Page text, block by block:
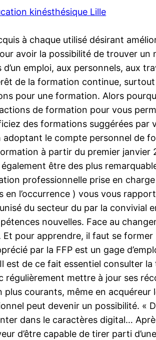
kinésthésique Lille
à chaque utilisé désirant
avoir la possibilité de trouver
emploi, aux personnels, aux
de la formation continue,
pour une formation. Alors
de formation pour vous
des formations suggérées
le compte personnel de
à partir du premier
être des plus
professionnelle prise en
en l’occurrence ) vous vous
du secteur du par la convivial
nouvelles. Face au
pour apprendre, il faut se
par la FFP est un gage
est de ce fait essentiel consulter
régulièrement mettre à jour ses
plus courants, même en
peut devenir un possibilité. «
dans le caractères digital…
d’être capable de tirer parti